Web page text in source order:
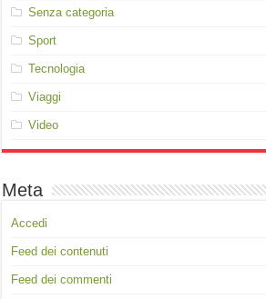
Senza categoria
Sport
Tecnologia
Viaggi
Video
Meta
Accedi
Feed dei contenuti
Feed dei commenti